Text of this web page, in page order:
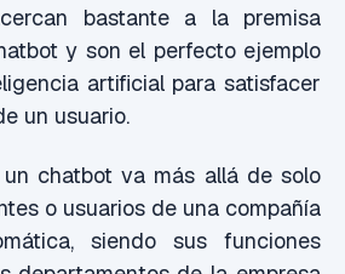
bastante a la premisa
y son el perfecto ejemplo
artificial para satisfacer
un usuario.
chatbot va más allá de solo
o usuarios de una compañía
siendo sus funciones